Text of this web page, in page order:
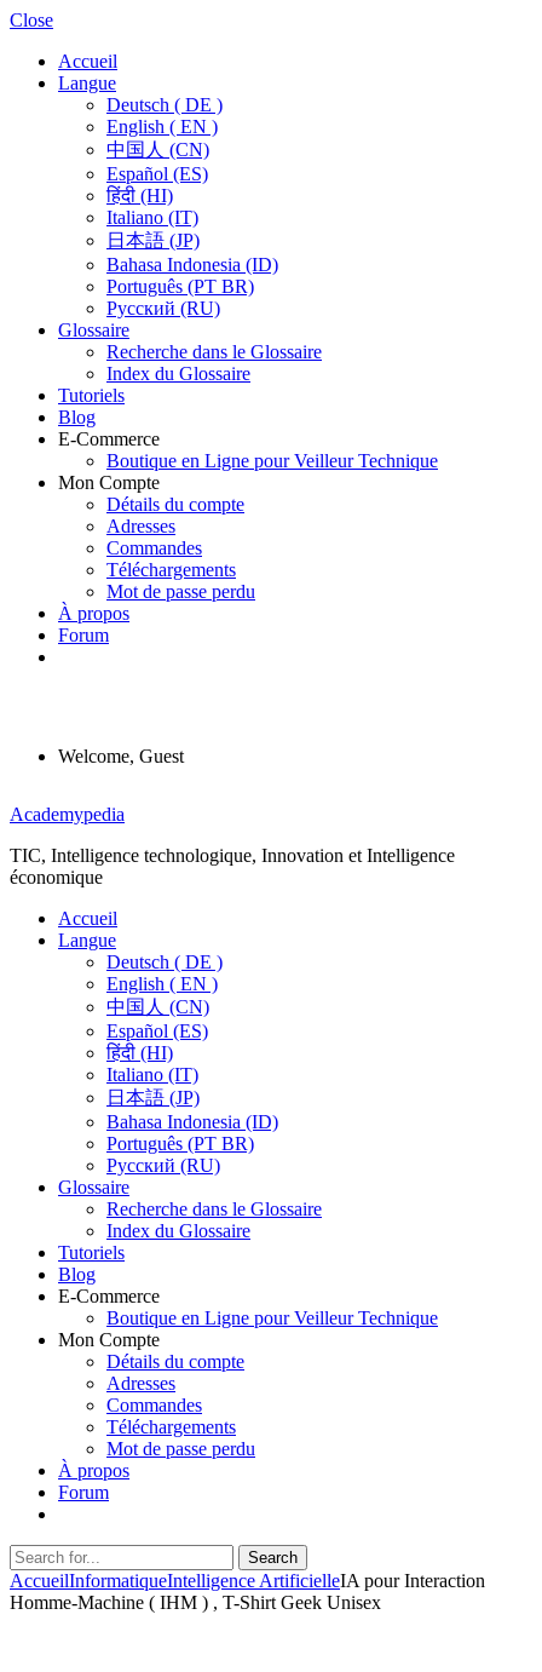
Close
Accueil
Langue
Deutsch ( DE )
English ( EN )
中国人 (CN)
Español (ES)
हिंदी (HI)
Italiano (IT)
日本語 (JP)
Bahasa Indonesia (ID)
Português (PT BR)
Pусский (RU)
Glossaire
Recherche dans le Glossaire
Index du Glossaire
Tutoriels
Blog
E-Commerce
Boutique en Ligne pour Veilleur Technique
Mon Compte
Détails du compte
Adresses
Commandes
Téléchargements
Mot de passe perdu
À propos
Forum
Welcome, Guest
Menu
Academypedia
TIC, Intelligence technologique, Innovation et Intelligence
économique
Accueil
Langue
Deutsch ( DE )
English ( EN )
中国人 (CN)
Español (ES)
हिंदी (HI)
Italiano (IT)
日本語 (JP)
Bahasa Indonesia (ID)
Português (PT BR)
Pусский (RU)
Glossaire
Recherche dans le Glossaire
Index du Glossaire
Tutoriels
Blog
E-Commerce
Boutique en Ligne pour Veilleur Technique
Mon Compte
Détails du compte
Adresses
Commandes
Téléchargements
Mot de passe perdu
À propos
Forum
Search
Search
for:
AccueilInformatiqueIntelligence ArtificielleIA pour Interaction
Homme-Machine ( IHM ) , T-Shirt Geek Unisex